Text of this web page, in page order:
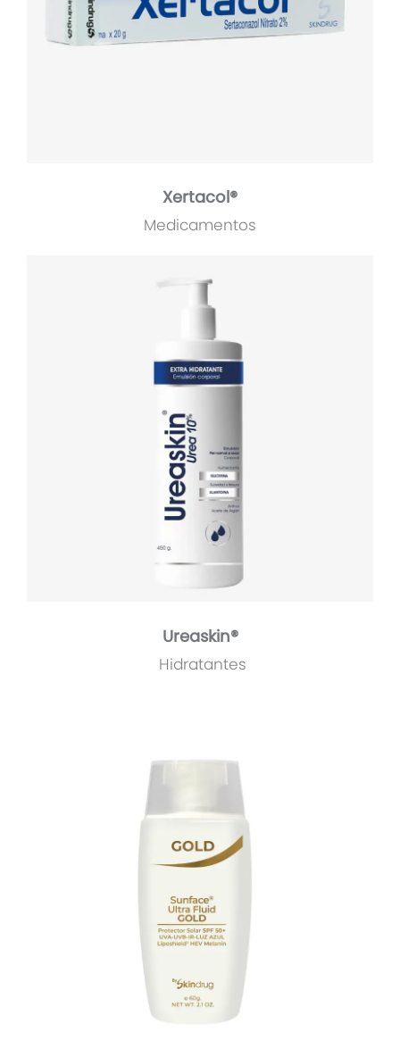
Xertacol®
Medicamentos
Ureaskin®
Hidratantes